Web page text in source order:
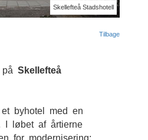
Skellefteå Stadshotell
Tilbage
Skellefteå
byhotel med en
I løbet af årtierne
for modernisering: